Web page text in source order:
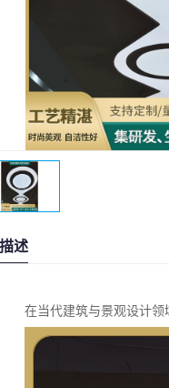
述
在当代建筑与景观设计